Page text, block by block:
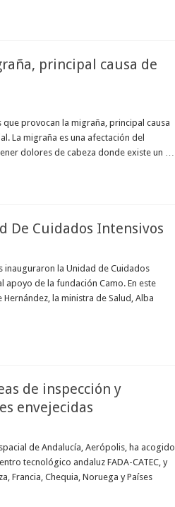
principal causa de
que provocan la migraña, principal causa
La migraña es una afectación del
dolores de cabeza donde existe un …
De Cuidados Intensivos
inauguraron la Unidad de Cuidados
de la fundación Camo. En este
la ministra de Salud, Alba
de inspección y
envejecidas
de Andalucía, Aerópolis, ha acogido
tecnológico andaluz FADA-CATEC, y
Francia, Chequia, Noruega y Países